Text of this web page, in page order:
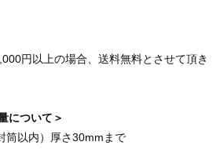
円以上の場合、送料無料とさせて頂き
について＞
筒以内）厚さ30mmまで